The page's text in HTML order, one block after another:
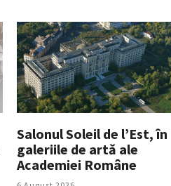
Salonul Soleil de l’Est, în
galeriile de artă ale
Academiei Române